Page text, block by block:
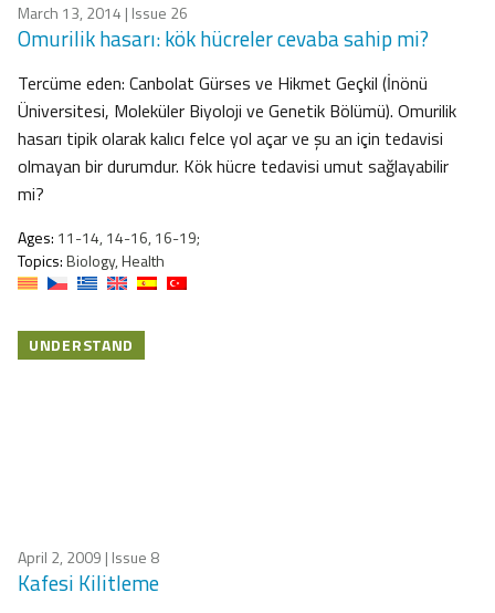
March 13, 2014 | Issue 26
Omurilik hasarı: kök hücreler cevaba sahip mi?
Tercüme eden: Canbolat Gürses ve Hikmet Geçkil (İnönü
Üniversitesi, Moleküler Biyoloji ve Genetik Bölümü). Omurilik
hasarı tipik olarak kalıcı felce yol açar ve şu an için tedavisi
olmayan bir durumdur. Kök hücre tedavisi umut sağlayabilir
mi?
Ages: 11-14, 14-16, 16-19;
Topics:Biology, Health
UNDERSTAND
April 2, 2009 | Issue 8
Kafesi Kilitleme